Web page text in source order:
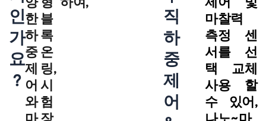
인
가
요
?
양
한
하
중
제
어
와
형
블
록
온
링,
시
험
하여,
직
하
중
제
어
제어 및
마찰력
측정 센
서를 선
택 교체
사용 할
수 있어,